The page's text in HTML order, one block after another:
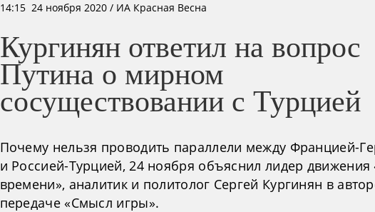
14:15 24 ноября 2020 / ИА Красная Весна
Кургинян ответил на вопрос
Путина о мирном
сосуществовании с Турцией
Почему нельзя проводить параллели между Францией-
и Россией-Турцией, 24 ноября объяснил лидер движения
времени», аналитик и политолог Сергей Кургинян в
передаче «Смысл игры».